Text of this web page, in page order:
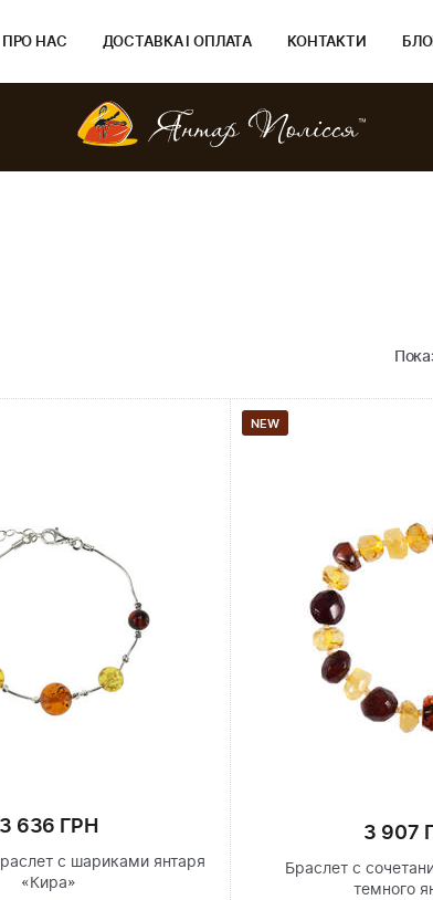
ПРО НАС ДОСТАВКА І ОПЛАТА КОНТАКТИ БЛОГ
3 636 ГРН
с шариками янтаря
«Кира»
NEW
3 907
Браслет с
темного